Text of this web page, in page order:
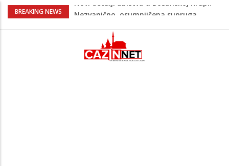
BREAKING NEWS
Na Ahiret preselila Bešić (rođ. Blažević)
Na Ahiret preselio ŠUPUK (Refik) ŠEFIK
Evo koje države su zasad za, a koje
protiv Infantina na izborima: Srbija i